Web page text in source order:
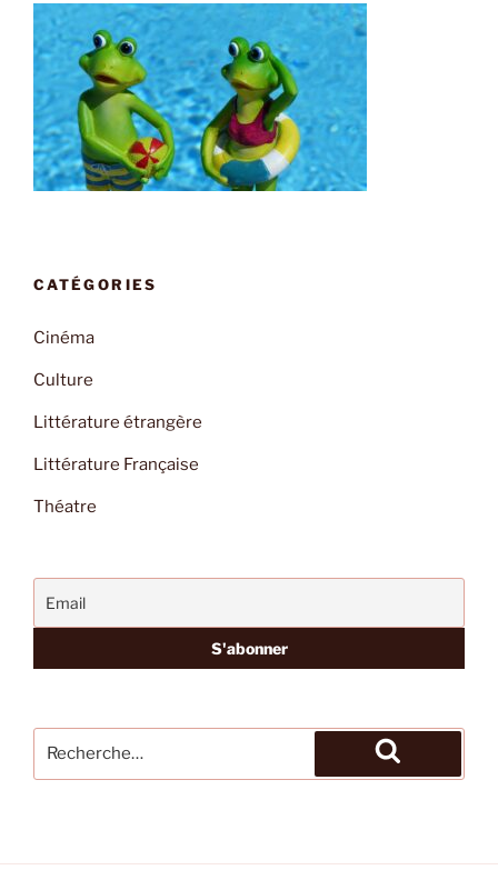
CATÉGORIES
Cinéma
Culture
Littérature étrangère
Littérature Française
Théatre
pour
Recherche